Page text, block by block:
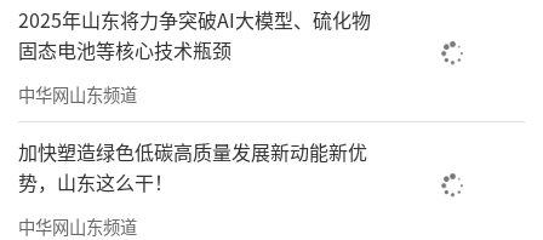
源保障上全面发力。要坚持四线联动，努力打
造“省内攻深找盲、省外协同推进、国外合作
拓展、海上创新突破”的全域覆盖、陆海统
筹、保障有力的找矿新格局。二要聚焦综合服
务提质，在彰显地矿作为上全面发力。要全面
落实全省16市综合地质服务方案，深度融入地
2025年山东将力争突破AI大模型、硫化物
固态电池等核心技术瓶颈
中华网山东频道
加快塑造绿色低碳高质量发展新动能新优
势，山东这么干！
中华网山东频道